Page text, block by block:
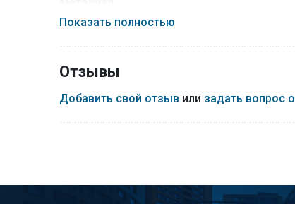
93% Polyamide
Технологии:
Expansion Ribs™ — в коленных суставах
Proprio-Padding
— в суставах и мышцах
Показать полностью
Отзывы
Добавить свой отзыв или задать вопрос